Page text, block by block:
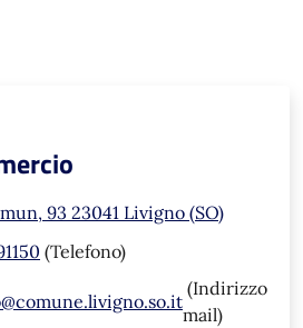
93 23041 Livigno (SO)
(Telefono)
(Indirizzo
mail)